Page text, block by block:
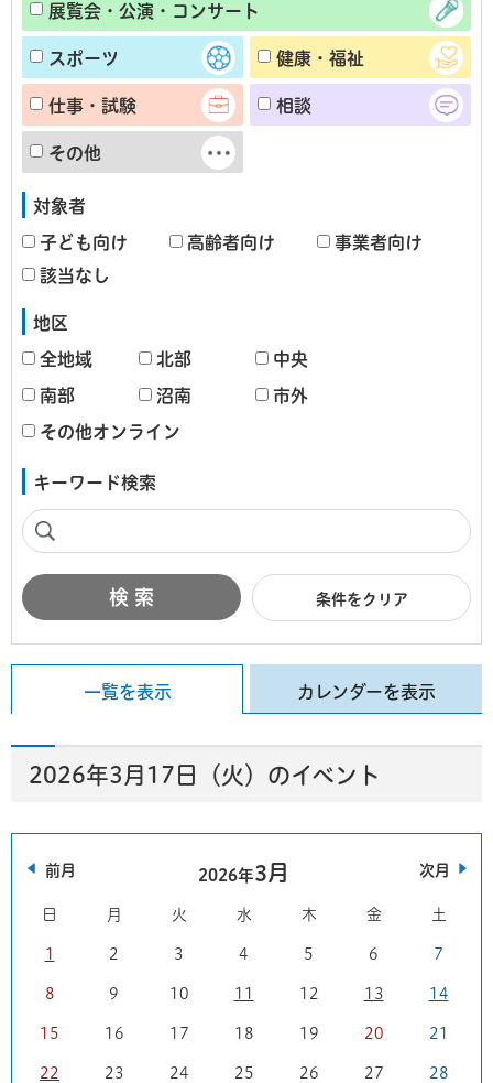
展覧会・公演・コンサート
スポーツ 健康・福祉
仕事・試験 相談
その他
対象者
子ども向け 高齢者向け
事業者向け
該当なし
地区
全地域 北部 中央
南部 沼南 市外
その他オンライン
キーワード検索
条件をクリア
一覧を表示 カレンダーを表示
2026年3月17日（火）のイベント
前月 2026年3月 次月
日 月 火 水 木 金 土
1 2 3 4 5 6 7
8 9 10 11 12 13 14
15 16 17 18 19 20 21
22 23 24 25 26 27 28